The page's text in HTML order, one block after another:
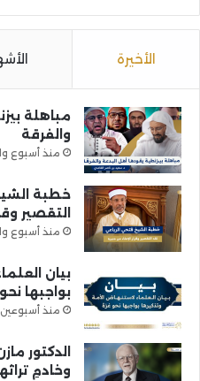
الأخيرة
مباهلة
والفرقة
منذ أسبوع
خطبة
التقصير
منذ أسبوع
بيان
بواجبها
منذ أسبوعين
الدكتور
وخادمِ